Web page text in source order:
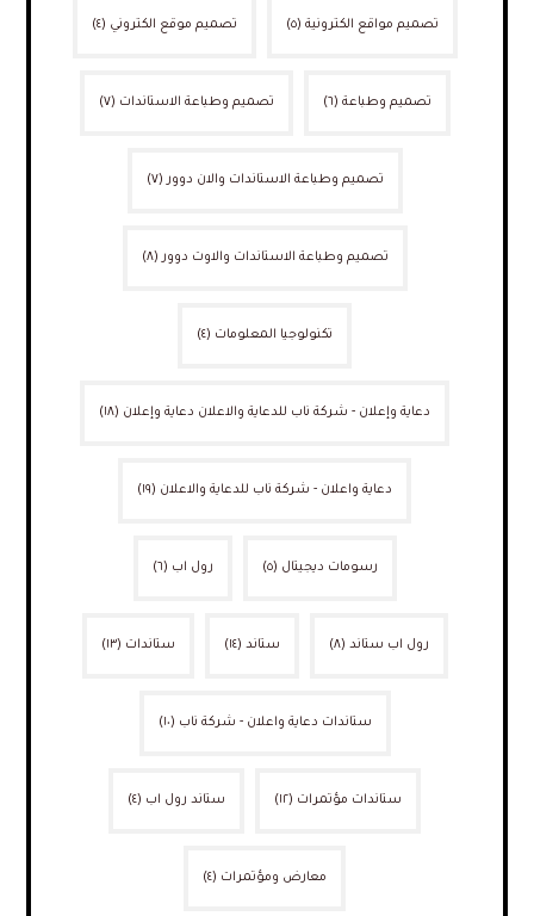
تصميم مواقع الكترونية (٥) تصميم موقع الكتروني (٤)
تصميم وطباعة (٦) تصميم وطباعة الاستاندات (٧)
تصميم وطباعة الاستاندات والان دوور (٧)
تصميم وطباعة الاستاندات والاوت دوور (٨)
تكنولوجيا المعلومات (٤)
دعاية وإعلان - شركة ناب للدعاية والاعلان دعاية وإعلان (١٨)
دعاية واعلان - شركة ناب للدعاية والاعلان (١٩)
رسومات ديجيتال (٥) رول اب (٦)
رول اب ستاند (٨) ستاند (١٤) ستاندات (١٣)
ستاندات دعاية واعلان - شركة ناب (١٠)
ستاندات مؤتمرات (١٢) ستاند رول اب (٤)
معارض ومؤتمرات (٤)